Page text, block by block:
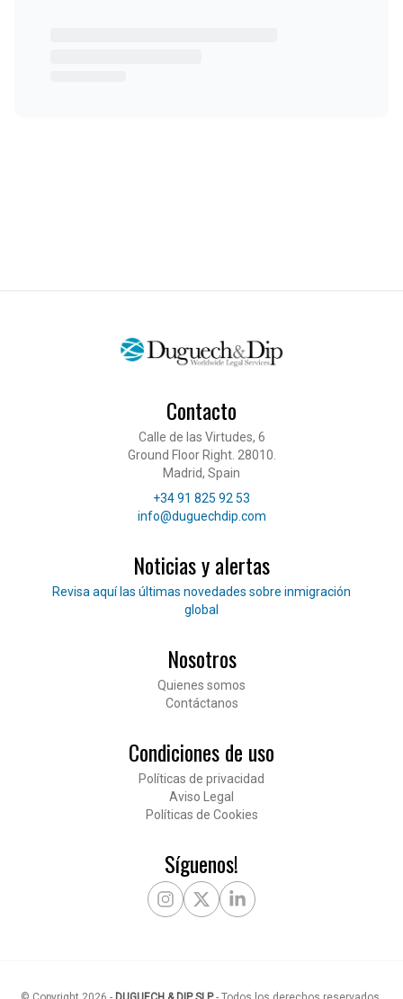
Pié de página
Contacto
Calle de las Virtudes, 6
Ground Floor Right. 28010.
Madrid, Spain
Teléfono
+34 91 825 92 53
Correo electrónico
info@duguechdip.com
Noticias y alertas
Lee nuestras noticias
Revisa aquí las últimas novedades sobre inmigración
global
Nosotros
Quienes somos
Contáctanos
Condiciones de uso
Políticas de privacidad
Aviso Legal
Políticas de Cookies
Síguenos!
InstagramX TwitterLinkedIn